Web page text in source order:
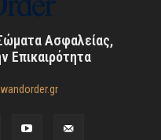
Ασφαλείας,
Επικαιρότητα